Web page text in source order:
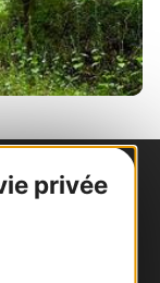
privée